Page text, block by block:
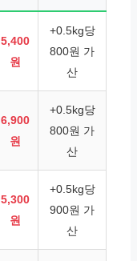
5,400
원
+0.5kg당
800원 가
산
6,900
원
+0.5kg당
800원 가
산
5,300
원
+0.5kg당
900원 가
산